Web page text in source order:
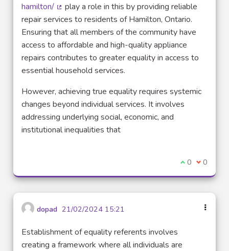
hamilton/
(Lien externe)
play a role in this by providing reliable
repair services to residents of Hamilton, Ontario.
Ensuring that all members of the community have
access to affordable and high-quality appliance
repairs contributes to greater equality in access to
essential household services.
However, achieving true equality requires systemic
changes beyond individual services. It involves
addressing underlying social, economic, and
institutional inequalities that
Je suis
0 Je ne
0
dopad 21/02/2024 15:21
Establishment of equality referents involves
creating a framework where all individuals are